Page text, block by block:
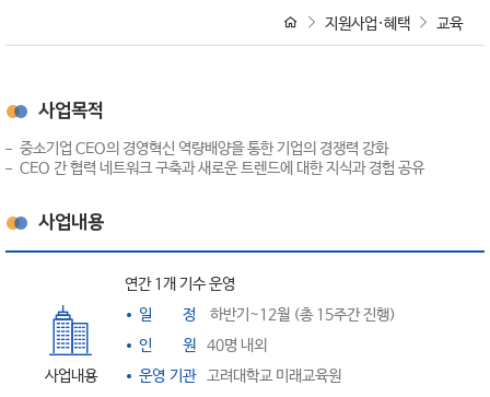
지원사업·혜택 교육
사업목적
중소기업 CEO의 경영혁신 역량배양을 통한 기업의 경쟁력 강화
CEO 간 협력 네트워크 구축과 새로운 트렌드에 대한 지식과 경험 공유
사업내용
사업내용
연간 1개 기수 운영
일 정
하반기~12월 (총 15주간 진행)
인 원
40명 내외
운영 기관
고려대학교 미래교육원